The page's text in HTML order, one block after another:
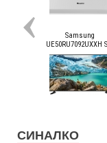
СИНАЛКО